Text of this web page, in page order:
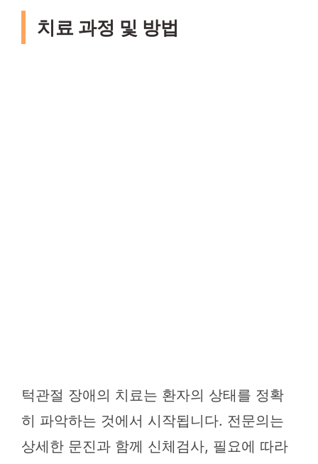
치료 과정 및 방법
턱관절 장애의 치료는 환자의 상태를 정확
히 파악하는 것에서 시작됩니다. 전문의는
상세한 문진과 함께 신체검사, 필요에 따라